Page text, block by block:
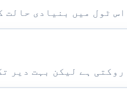
ہے لیکن بہت دیر